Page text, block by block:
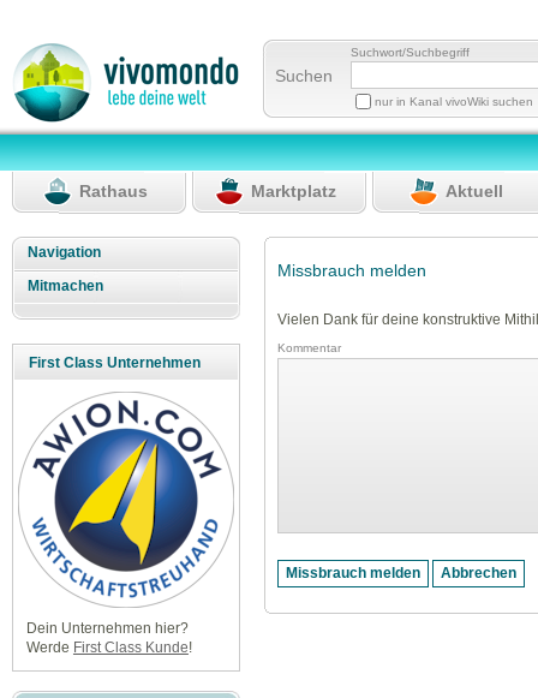
Suchen
Suchwort/Suchbegriff
nur in Kanal vivoWiki suchen
Rathaus Marktplatz Aktuell
Navigation
Mitmachen
First Class Unternehmen
Dein Unternehmen hier?
Werde First Class Kunde!
Missbrauch melden
Vielen Dank für deine konstruktive
Kommentar